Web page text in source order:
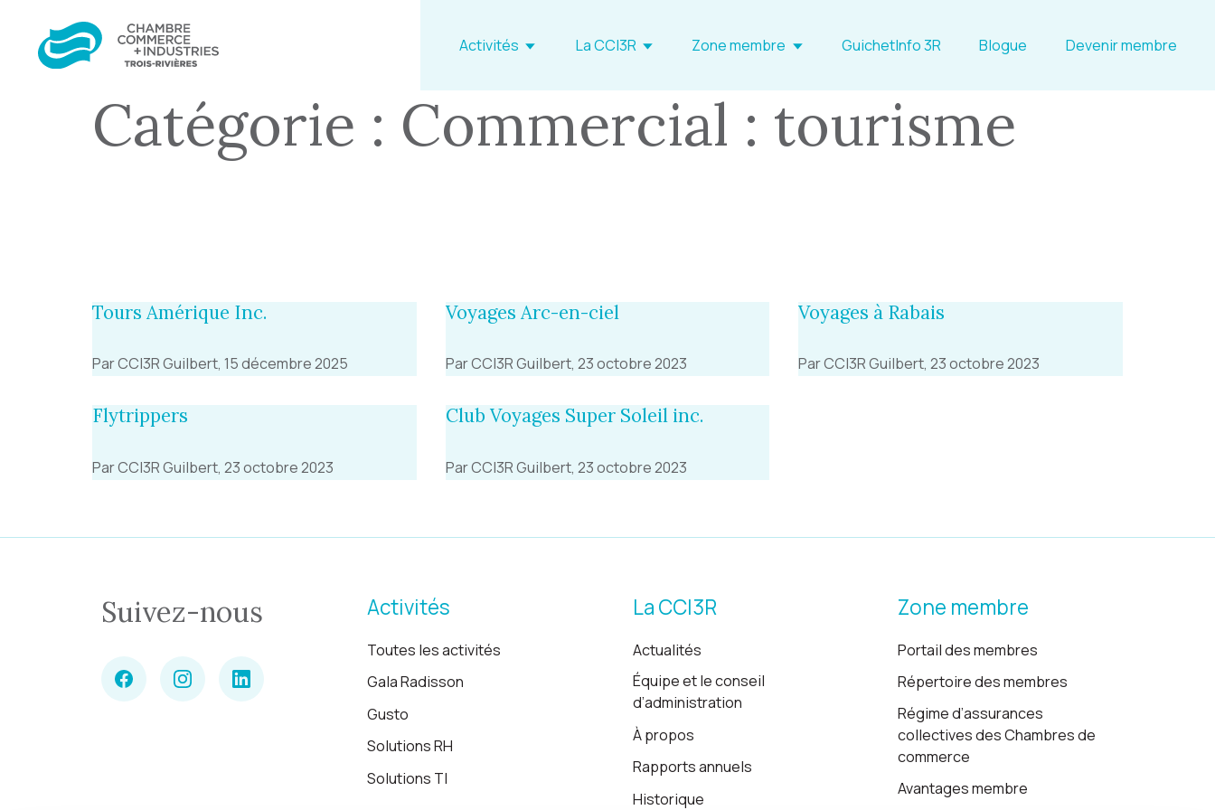
Activités La CCI3R Zone membre GuichetInfo 3R Blogue Devenir membre
Catégorie : Commercial : tourisme
Tours Amérique Inc.
Par CCI3R Guilbert, 15 décembre 2025
Voyages Arc-en-ciel
Par CCI3R Guilbert, 23 octobre 2023
Voyages à Rabais
Par CCI3R Guilbert, 23 octobre 2023
Flytrippers
Par CCI3R Guilbert, 23 octobre 2023
Club Voyages Super Soleil inc.
Par CCI3R Guilbert, 23 octobre 2023
Suivez-nous Activités
Toutes les activités
Gala Radisson
Gusto
Solutions RH
Solutions TI
La CCI3R
Actualités
Équipe et le conseil
d’administration
À propos
Rapports annuels
Historique
Zone membre
Portail des membres
Répertoire des membres
Régime d’assurances
collectives des Chambres de
commerce
Avantages membre